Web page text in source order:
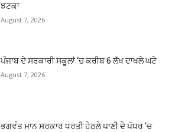
ਝਟਕਾ
August 7, 2026
ਪੰਜਾਬ ਦੇ ਸਰਕਾਰੀ ਸਕੂਲਾਂ ‘ਚ ਕਰੀਬ 6 ਲੱਖ ਦਾਖਲੇ ਘਟੇ
August 7, 2026
ਭਗਵੰਤ ਮਾਨ ਸਰਕਾਰ ਧਰਤੀ ਹੇਠਲੇ ਪਾਣੀ ਦੇ ਪੱਧਰ ‘ਚ